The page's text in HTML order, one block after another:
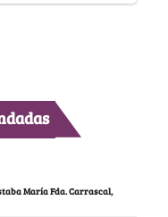
María Fda. Carrascal,